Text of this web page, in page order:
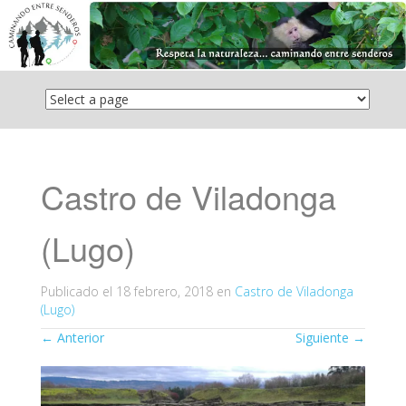
Saltar
contenido
Castro de Viladonga
(Lugo)
Publicado el 18 febrero, 2018 en Castro de Viladonga
(Lugo)
← Anterior Siguiente →